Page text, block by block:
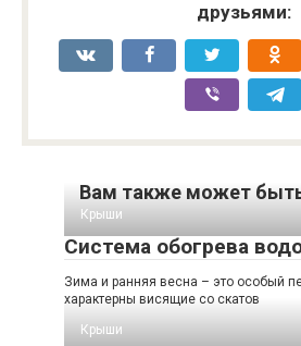
друзьями:
Вам также может
Крыши
Система обогрева
Зима и ранняя весна – это особый
характерны висящие со скатов
Крыши